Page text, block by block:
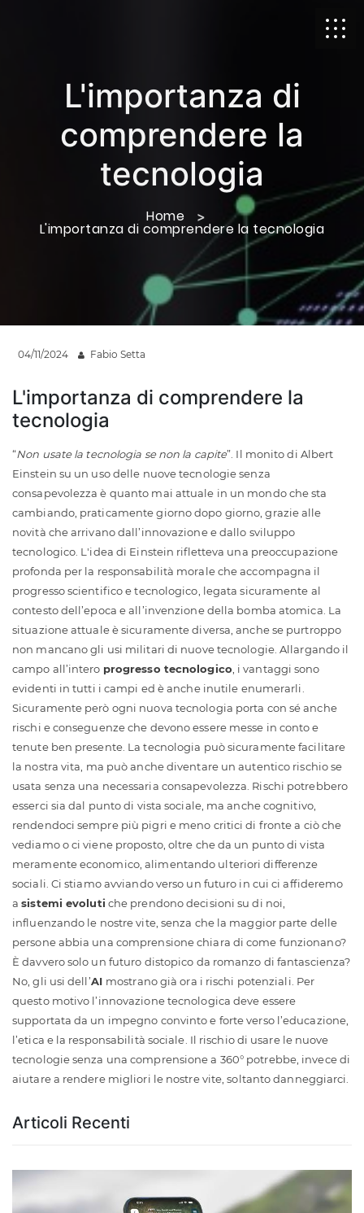
L'importanza di
comprendere la
tecnologia
Home
L'importanza di comprendere la tecnologia
04/11/2024 Fabio Setta
L'importanza di comprendere la
tecnologia
“Non usate la tecnologia se non la capite”. Il monito di Albert
Einstein su un uso delle nuove tecnologie senza
consapevolezza è quanto mai attuale in un mondo che sta
cambiando, praticamente giorno dopo giorno, grazie alle
novità che arrivano dall’innovazione e dallo sviluppo
tecnologico. L'idea di Einstein rifletteva una preoccupazione
profonda per la responsabilità morale che accompagna il
progresso scientifico e tecnologico, legata sicuramente al
contesto dell’epoca e all’invenzione della bomba atomica. La
situazione attuale è sicuramente diversa, anche se purtroppo
non mancano gli usi militari di nuove tecnologie. Allargando il
campo all’intero progresso tecnologico , i vantaggi sono
evidenti in tutti i campi ed è anche inutile enumerarli.
Sicuramente però ogni nuova tecnologia porta con sé anche
rischi e conseguenze che devono essere messe in conto e
tenute ben presente. La tecnologia può sicuramente facilitare
la nostra vita, ma può anche diventare un autentico rischio se
usata senza una necessaria consapevolezza. Rischi potrebbero
esserci sia dal punto di vista sociale, ma anche cognitivo,
rendendoci sempre più pigri e meno critici di fronte a ciò che
vediamo o ci viene proposto, oltre che da un punto di vista
meramente economico, alimentando ulteriori differenze
sociali. Ci stiamo avviando verso un futuro in cui ci affideremo
asistemi evoluti che prendono decisioni su di noi,
influenzando le nostre vite, senza che la maggior parte delle
persone abbia una comprensione chiara di come funzionano?
È davvero solo un futuro distopico da romanzo di fantascienza?
No, gli usi dell’AI mostrano già ora i rischi potenziali. Per
questo motivo l’innovazione tecnologica deve essere
supportata da un impegno convinto e forte verso l’educazione,
l’etica e la responsabilità sociale. Il rischio di usare le nuove
tecnologie senza una comprensione a 360° potrebbe, invece di
aiutare a rendere migliori le nostre vite, soltanto danneggiarci.
Articoli Recenti